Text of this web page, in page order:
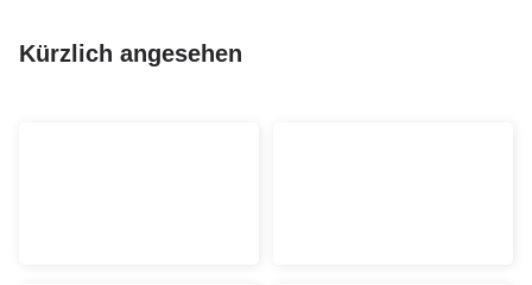
Kürzlich angesehen